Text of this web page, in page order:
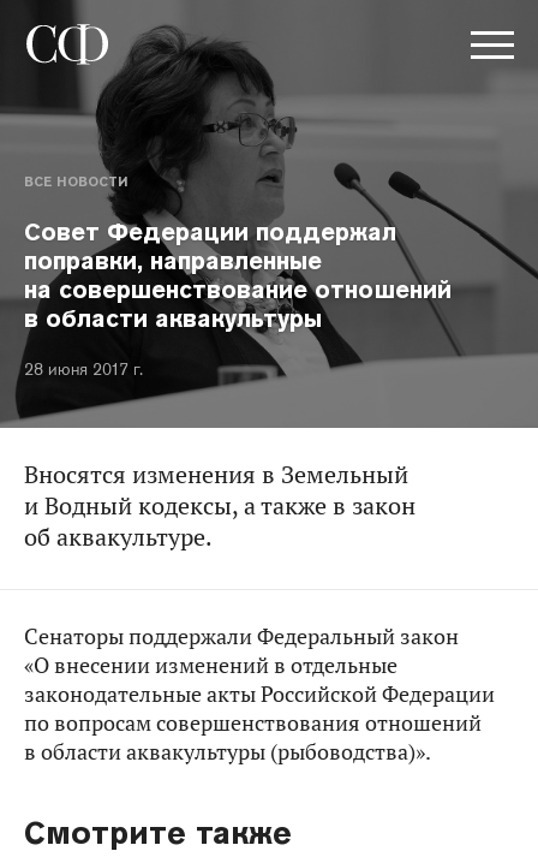
ВСЕ НОВОСТИ
Совет Федерации поддержал
поправки, направленные
на совершенствование отношений
в области аквакультуры
28 июня 2017 г.
Вносятся изменения в Земельный
и Водный кодексы, а также в закон
об аквакультуре.
Сенаторы поддержали Федеральный закон
«О внесении изменений в отдельные
законодательные акты Российской Федерации
по вопросам совершенствования отношений
в области аквакультуры (рыбоводства)».
Смотрите также